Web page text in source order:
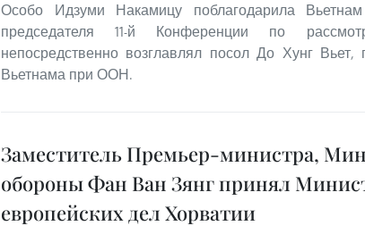
Особо Идзуми Накамицу поблагодарила
председателя 11-й Конференции по
непосредственно возглавлял посол До Хунг Вьет,
Вьетнама при ООН.
Заместитель Премьер-министра,
обороны Фан Ван Зянг принял
европейских дел Хорватии